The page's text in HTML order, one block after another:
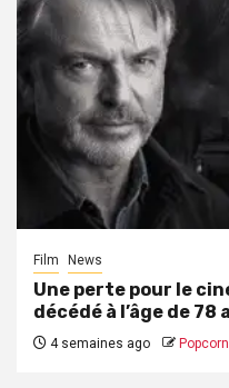
Film News
Une perte pour le
décédé à l’âge de 78
4 semaines ago